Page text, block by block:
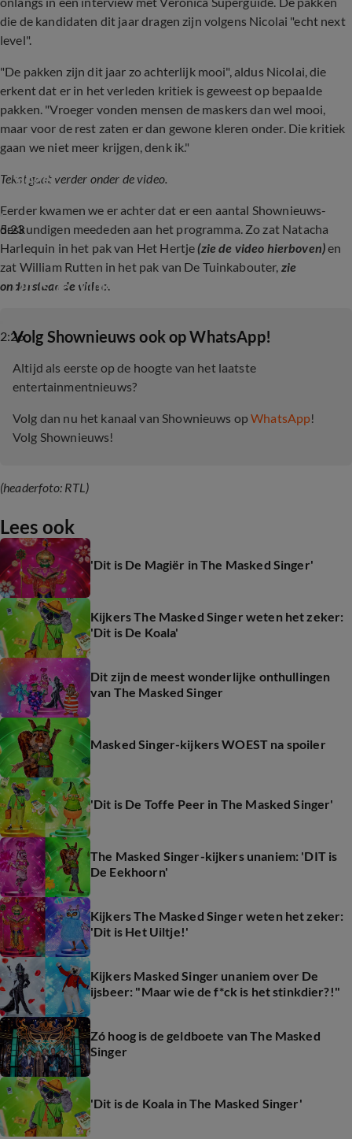
die de kandidaten dit jaar dragen zijn volgens Nicolai "echt next
level".
"De pakken zijn dit jaar zo achterlijk mooi", aldus Nicolai, die
erkent dat er in het verleden kritiek is geweest op bepaalde
pakken. "Vroeger vonden mensen de maskers dan wel mooi,
maar voor de rest zaten er dan gewone kleren onder. Die kritiek
gaan we niet meer krijgen, denk ik."
Tekst gaat verder onder de video.
5:23
Natacha blikt terug op deelname The Masked
Singer
Eerder kwamen we er achter dat er een aantal Shownieuws-
deskundigen meededen aan het programma. Zo zat Natacha
Harlequin in het pak van Het Hertje(zie de video hierboven)en
zat William Rutten in het pak van De Tuinkabouter, zie
onderstaande video.
2:26
Dít is de tuinkabouter in The Masked Singer
‎Volg Shownieuws ook op WhatsApp!
Altijd als eerste op de hoogte van het laatste
entertainmentnieuws?
Volg dan nu het kanaal van Shownieuws opWhatsApp!
Volg Shownieuws!
(headerfoto: RTL)
Lees ook
'Dit is De Magiër in The Masked Singer'
Kijkers The Masked Singer weten het zeker:
'Dit is De Koala'
Dit zijn de meest wonderlijke onthullingen
van The Masked Singer
Masked Singer-kijkers WOEST na spoiler
'Dit is De Toffe Peer in The Masked Singer'
The Masked Singer-kijkers unaniem: 'DIT is
De Eekhoorn'
Kijkers The Masked Singer weten het zeker:
'Dit is Het Uiltje!'
Kijkers Masked Singer unaniem over De
ijsbeer: "Maar wie de f*ck is het stinkdier?!"
Zó hoog is de geldboete van The Masked
Singer
'Dit is de Koala in The Masked Singer'